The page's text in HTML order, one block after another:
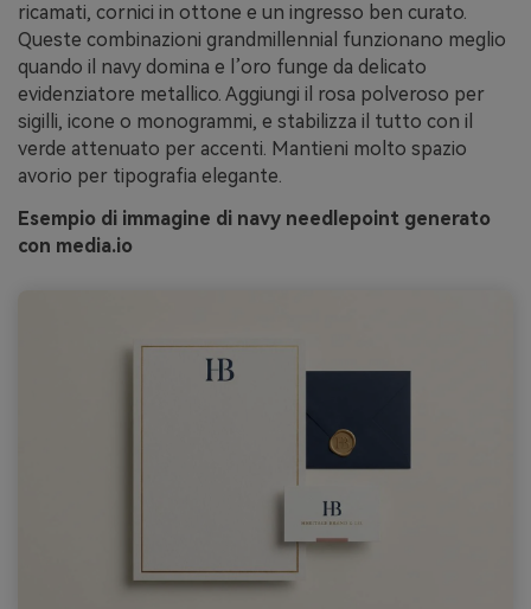
ricamati, cornici in ottone e un ingresso ben curato.
Queste combinazioni grandmillennial funzionano meglio
quando il navy domina e l’oro funge da delicato
evidenziatore metallico. Aggiungi il rosa polveroso per
sigilli, icone o monogrammi, e stabilizza il tutto con il
verde attenuato per accenti. Mantieni molto spazio
avorio per tipografia elegante.
Esempio di immagine di navy needlepoint generato
con media.io